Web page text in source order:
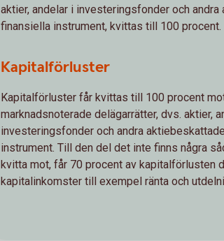
aktier, andelar i investeringsfonder och
finansiella instrument, kvittas till 100 procent.
Kapitalförluster
Kapitalförluster får kvittas till 100 procent
marknadsnoterade delägarrätter, dvs. aktier,
investeringsfonder och andra
instrument. Till den del det inte finns några
kvitta mot, får 70 procent av kapitalförlusten
kapitalinkomster till exempel ränta och